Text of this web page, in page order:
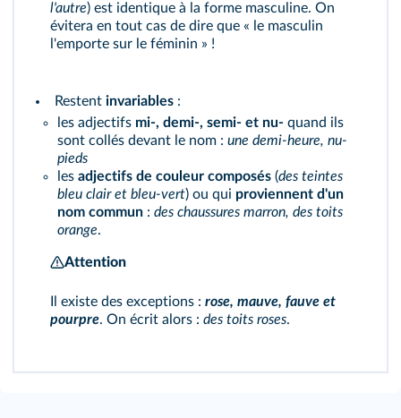
l'autre) est identique à la forme masculine. On
évitera en tout cas de dire que « le masculin
l'emporte sur le féminin » !
Restent invariables :
les adjectifs mi-, demi-, semi- et nu- quand ils
sont collés devant le nom : une demi-heure, nu-
pieds
les adjectifs de couleur composés (des teintes
bleu clair et bleu‑vert) ou qui proviennent d'un
nom commun : des chaussures marron, des toits
orange.
Attention
Il existe des exceptions : rose, mauve, fauve et
pourpre. On écrit alors : des toits roses.